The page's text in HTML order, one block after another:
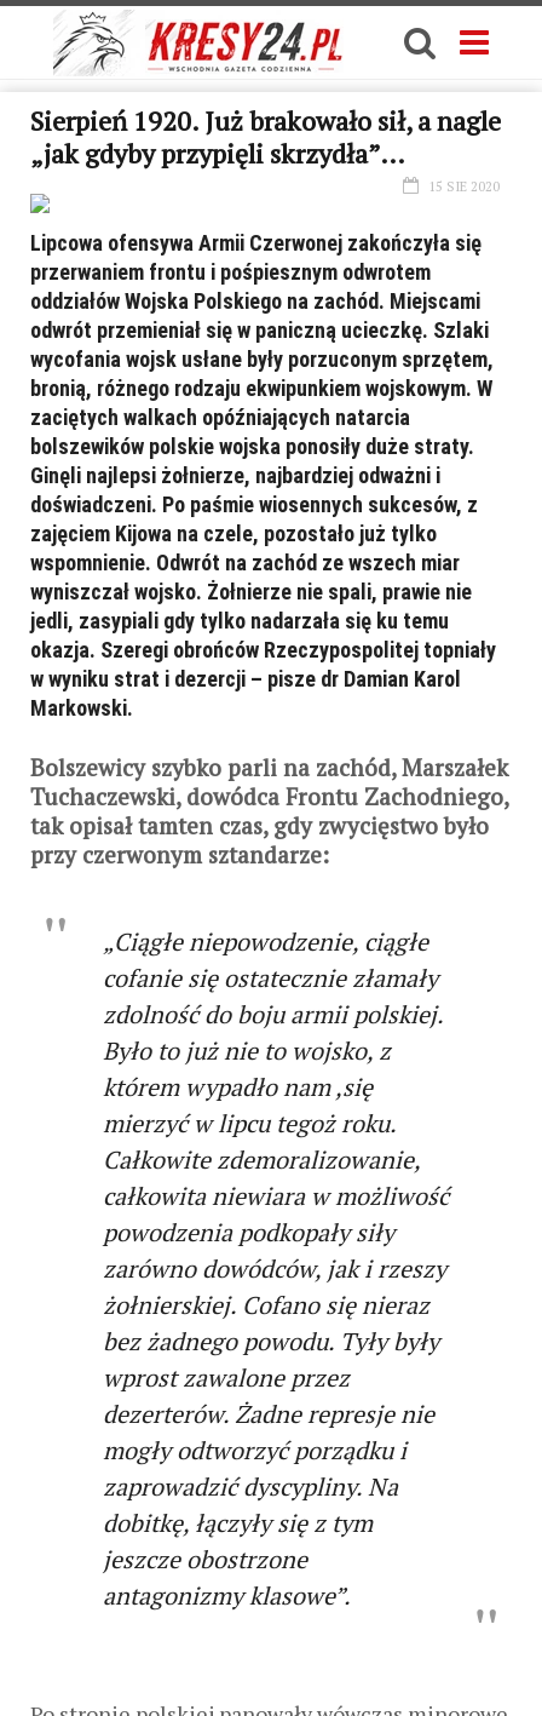
Sierpień 1920. Już brakowało sił, a nagle
„jak gdyby przypięli skrzydła”…
15 SIE 2020
Lipcowa ofensywa Armii Czerwonej zakończyła się
przerwaniem frontu i pośpiesznym odwrotem
oddziałów Wojska Polskiego na zachód. Miejscami
odwrót przemieniał się w paniczną ucieczkę. Szlaki
wycofania wojsk usłane były porzuconym sprzętem,
bronią, różnego rodzaju ekwipunkiem wojskowym. W
zaciętych walkach opóźniających natarcia
bolszewików polskie wojska ponosiły duże straty.
Ginęli najlepsi żołnierze, najbardziej odważni i
doświadczeni. Po paśmie wiosennych sukcesów, z
zajęciem Kijowa na czele, pozostało już tylko
wspomnienie. Odwrót na zachód ze wszech miar
wyniszczał wojsko. Żołnierze nie spali, prawie nie
jedli, zasypiali gdy tylko nadarzała się ku temu
okazja. Szeregi obrońców Rzeczypospolitej topniały
w wyniku strat i dezercji – pisze dr Damian Karol
Markowski.
Bolszewicy szybko parli na zachód, Marszałek
Tuchaczewski, dowódca Frontu Zachodniego,
tak opisał tamten czas, gdy zwycięstwo było
przy czerwonym sztandarze:
„Ciągłe niepowodzenie, ciągłe
cofanie się ostatecznie złamały
zdolność do boju armii polskiej.
Było to już nie to wojsko, z
którem wypadło nam ,się
mierzyć w lipcu tegoż roku.
Całkowite zdemoralizowanie,
całkowita niewiara w możliwość
powodzenia podkopały siły
zarówno dowódców, jak i rzeszy
żołnierskiej. Cofano się nieraz
bez żadnego powodu. Tyły były
wprost zawalone przez
dezerterów. Żadne represje nie
mogły odtworzyć porządku i
zaprowadzić dyscypliny. Na
dobitkę, łączyły się z tym
jeszcze obostrzone
antagonizmy klasowe”.